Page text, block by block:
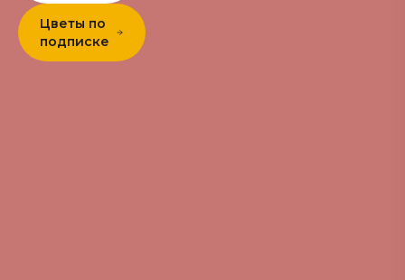
Цветы по
подписке